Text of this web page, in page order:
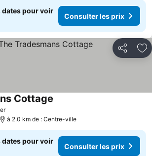
dates pour voir
Consulter les prix
Partager
Cottage
à 2.0 km de : Centre-ville
dates pour voir
Consulter les prix